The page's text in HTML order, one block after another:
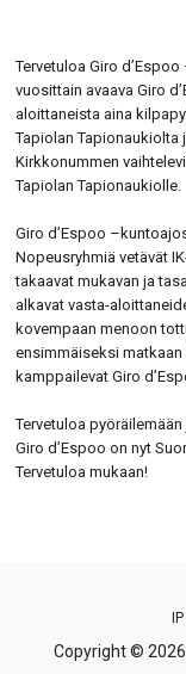
Oma
tili
Tervetuloa Giro
vuosittain avaava Giro
aloittaneista aina
Tapiolan Tapionaukiolta
Kirkkonummen
Tapiolan Tapionaukiolle.
Giro d’Espoo
Nopeusryhmiä vetävät
takaavat mukavan ja
alkavat vasta-
kovempaan menoon
ensimmäiseksi
kamppailevat Giro
Tervetuloa
Giro d’Espoo on nyt
Tervetuloa mukaan!
Copyright © 2026